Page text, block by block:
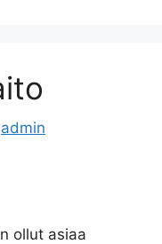
admin
ollut asiaa